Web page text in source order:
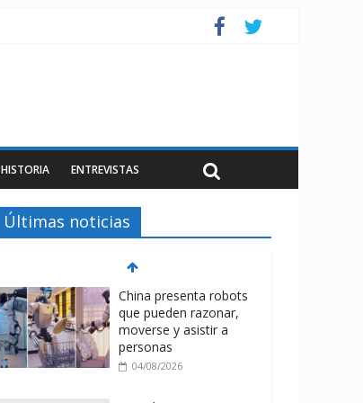
HISTORIA ENTREVISTAS
Últimas noticias
China presenta robots
que pueden razonar,
moverse y asistir a
personas
04/08/2026